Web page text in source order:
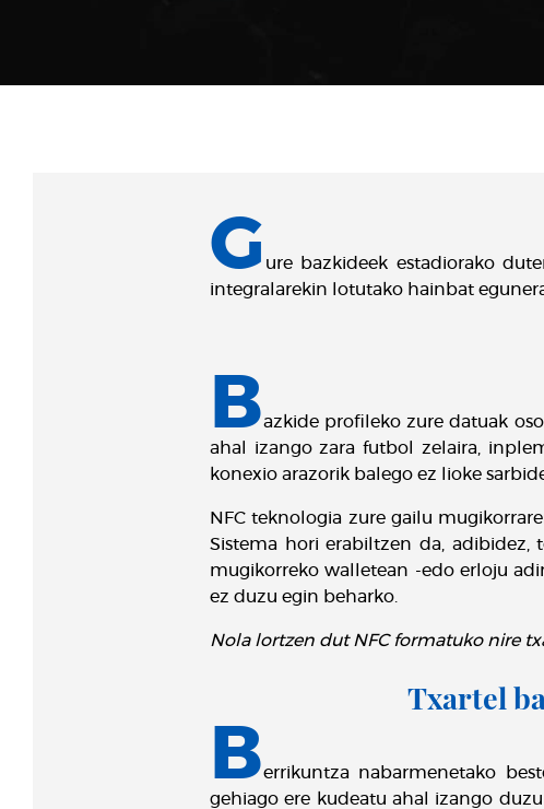
G ure bazkideek estadiorako
integralarekin lotutako hainbat
Bazkide profileko zure datuak
ahal izango zara futbol zelaira,
konexio arazorik balego ez lioke
NFC teknologia zure gailu
Sistema hori erabiltzen da, adibidez,
mugikorreko walletean -edo erloju
ez duzu egin beharko.
Nola lortzen dut NFC formatuko nire
Txartel
Berrikuntza nabarmenetako
gehiago ere kudeatu ahal izango